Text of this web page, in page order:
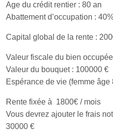
Age du crédit rentier : 80 an
Abattement d’occupation :
Capital global de la rente :
Valeur fiscale du bien
Valeur du bouquet : 100000 €
Espérance de vie (femme
Rente fixée à 1800€ / mois
Vous devrez ajouter le frais
30000 €